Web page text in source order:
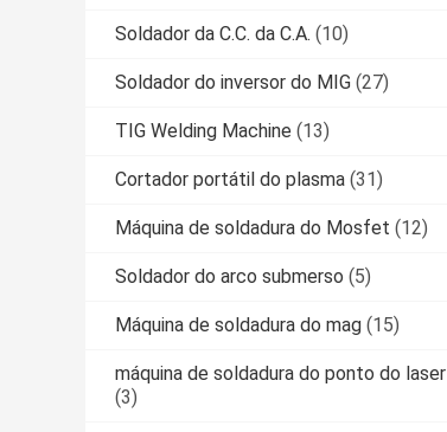
Soldador da C.C. da C.A. (10)
Soldador do inversor do MIG (27)
TIG Welding Machine (13)
Cortador portátil do plasma (31)
Máquina de soldadura do Mosfet (12)
Soldador do arco submerso (5)
Máquina de soldadura do mag (15)
máquina de soldadura do ponto do laser
(3)